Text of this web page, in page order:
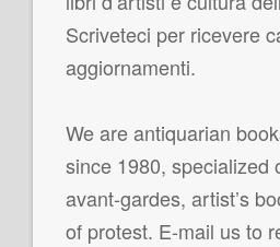
Scriveteci per ricevere
aggiornamenti.
We are antiquarian
since 1980, specialized
avant-gardes, artist’s
of protest. E-mail us to